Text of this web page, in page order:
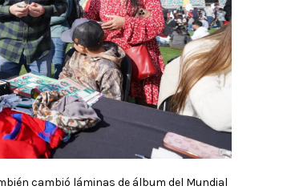
cambió láminas de álbum del Mundial